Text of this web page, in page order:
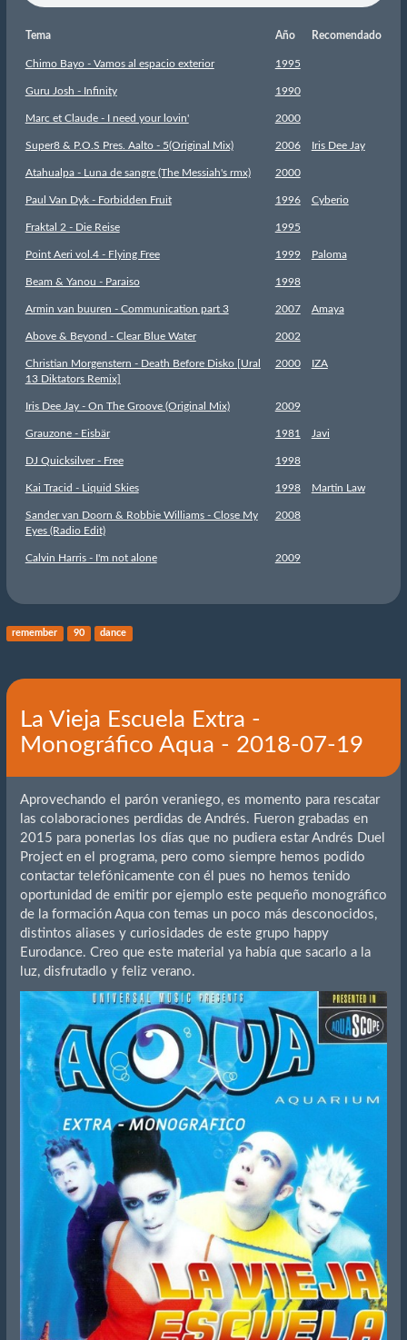
Tema Año Recomendado
Chimo Bayo - Vamos al espacio exterior 1995
Guru Josh - Infinity 1990
Marc et Claude - I need your lovin' 2000
Super8 & P.O.S Pres. Aalto - 5(Original Mix) 2006 Iris Dee Jay
Atahualpa - Luna de sangre (The Messiah's rmx) 2000
Paul Van Dyk - Forbidden Fruit 1996 Cyberio
Fraktal 2 - Die Reise 1995
Point Aeri vol.4 - Flying Free 1999 Paloma
Beam & Yanou - Paraiso 1998
Armin van buuren - Communication part 3 2007 Amaya
Above & Beyond - Clear Blue Water 2002
Christian Morgenstern - Death Before Disko [Ural
13 Diktators Remix]
2000 IZA
Iris Dee Jay - On The Groove (Original Mix) 2009
Grauzone - Eisbär 1981 Javi
DJ Quicksilver - Free 1998
Kai Tracid - Liquid Skies 1998 Martin Law
Sander van Doorn & Robbie Williams - Close My
Eyes (Radio Edit)
2008
Calvin Harris - I'm not alone 2009
remember 90 dance
La Vieja Escuela Extra -
Monográfico Aqua - 2018-07-19
Aprovechando el parón veraniego, es momento para rescatar
las colaboraciones perdidas de Andrés. Fueron grabadas en
2015 para ponerlas los días que no pudiera estar Andrés Duel
Project en el programa, pero como siempre hemos podido
contactar telefónicamente con él pues no hemos tenido
oportunidad de emitir por ejemplo este pequeño monográfico
de la formación Aqua con temas un poco más desconocidos,
distintos aliases y curiosidades de este grupo happy
Eurodance. Creo que este material ya había que sacarlo a la
luz, disfrutadlo y feliz verano.